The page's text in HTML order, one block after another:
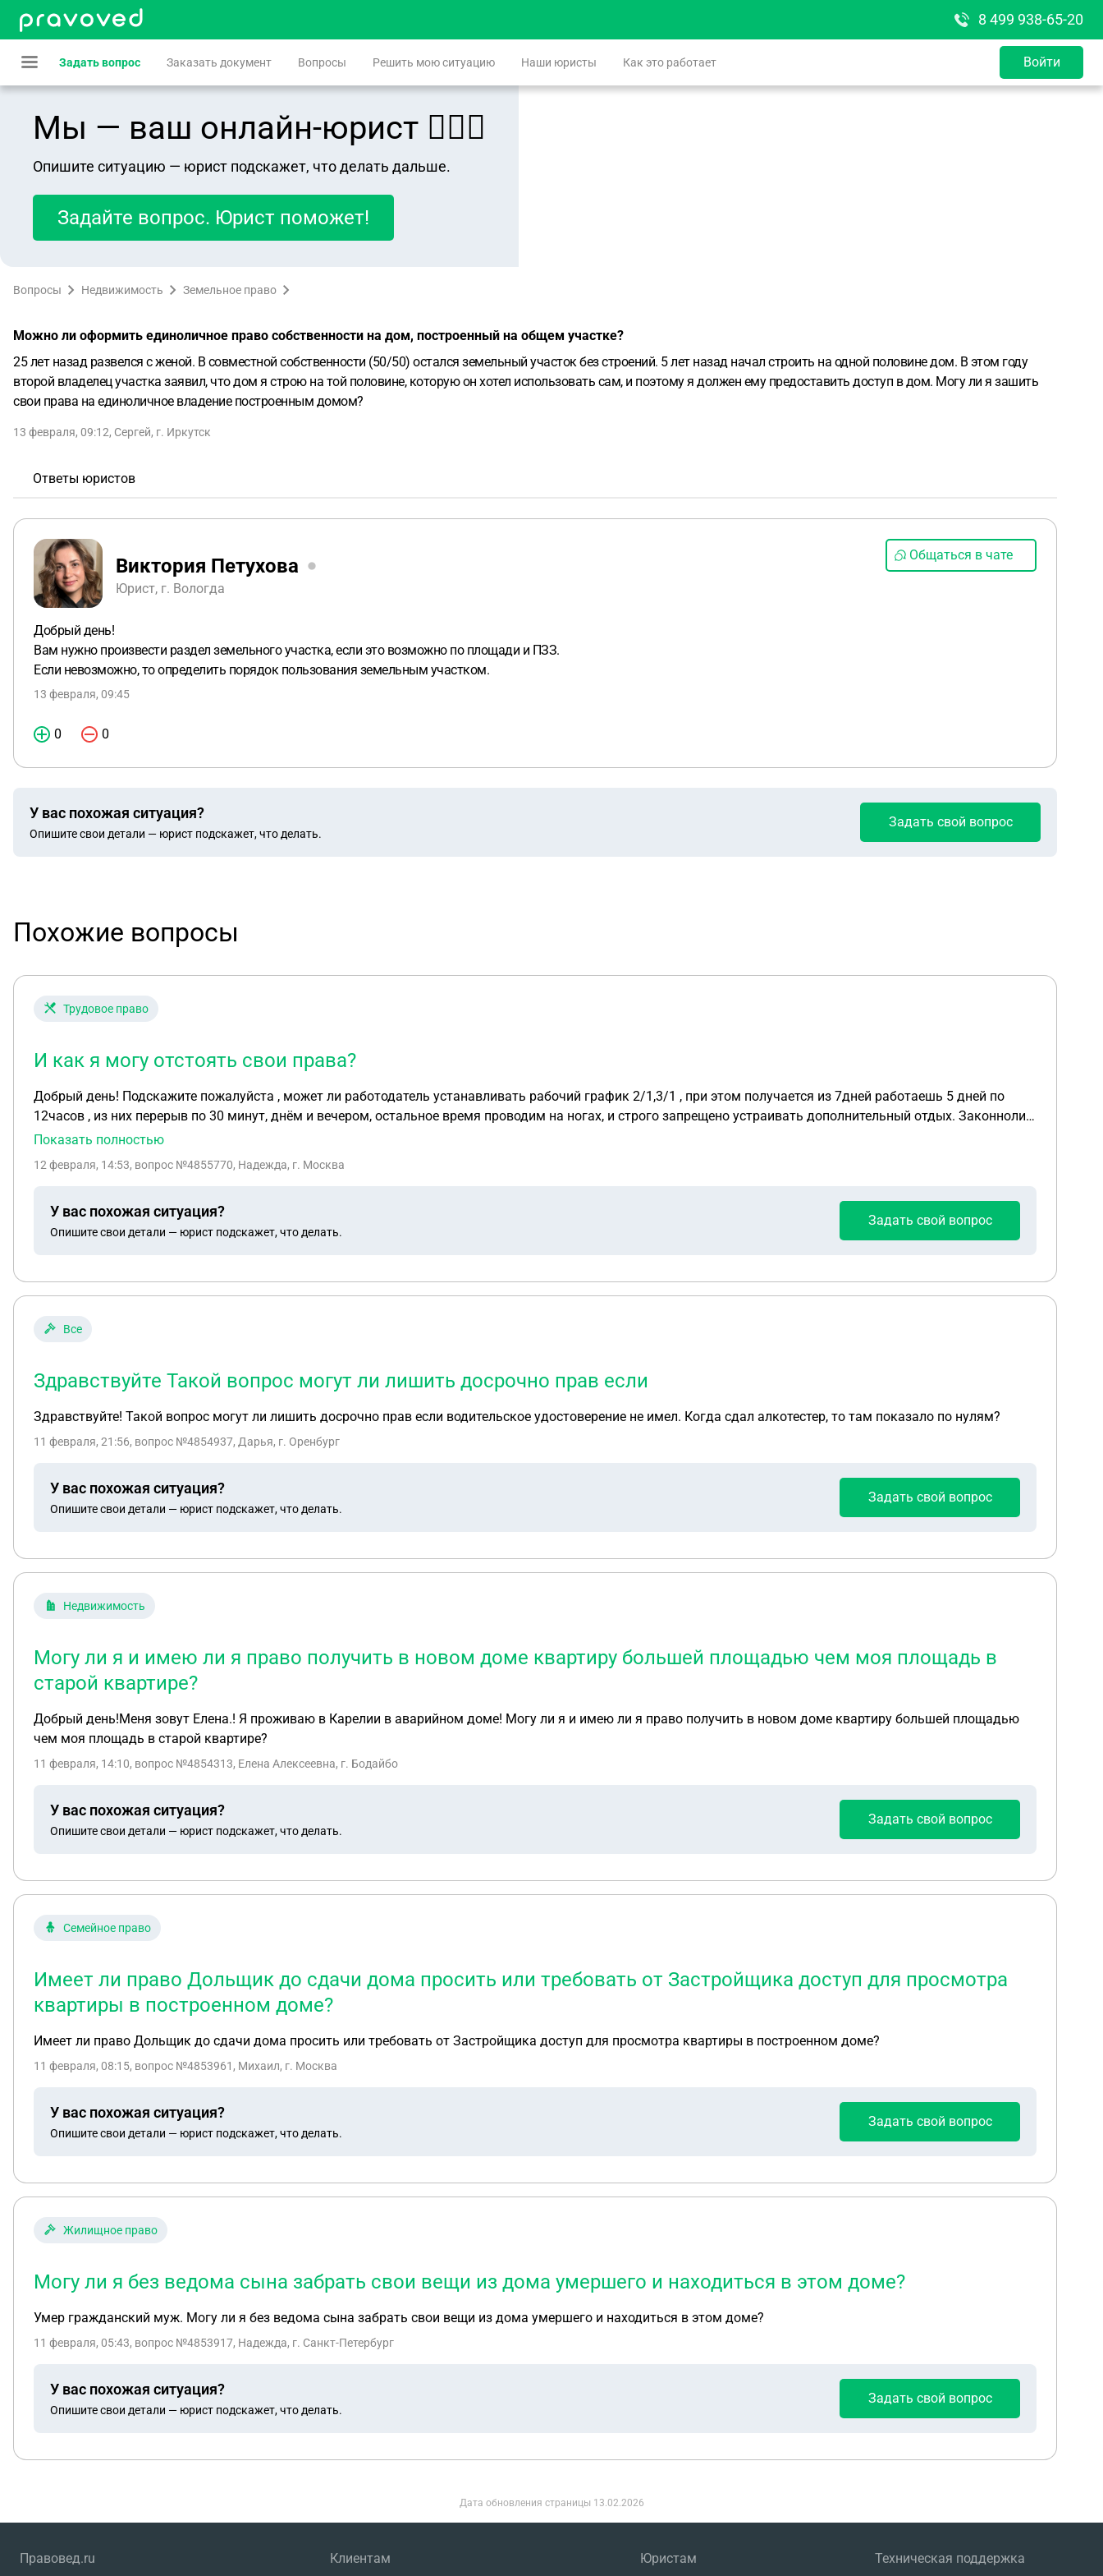
8 499 938-65-20
Задать вопрос Заказать документ Вопросы Решить мою ситуацию Наши юристы Как это работает Войти
Мы — ваш онлайн-юрист 👨🏻‍⚖️
Опишите ситуацию — юрист подскажет, что делать дальше.
Задайте вопрос. Юрист поможет!
Вопросы Недвижимость Земельное право
Можно ли оформить единоличное право собственности на дом, построенный на общем участке?
25 лет назад развелся с женой. В совместной собственности (50/50) остался земельный участок без строений. 5 лет назад начал строить на одной половине дом. В этом году
второй владелец участка заявил, что дом я строю на той половине, которую он хотел использовать сам, и поэтому я должен ему предоставить доступ в дом. Могу ли я зашить
свои права на единоличное владение построенным домом?
13 февраля, 09:12, Сергей, г. Иркутск
Ответы юристов
Виктория Петухова
Юрист, г. Вологда
Общаться в чате
Добрый день!
Вам нужно произвести раздел земельного участка, если это возможно по площади и ПЗЗ.
Если невозможно, то определить порядок пользования земельным участком.
13 февраля, 09:45
0 0
У вас похожая ситуация?
Опишите свои детали — юрист подскажет, что делать.
Задать свой вопрос
Похожие вопросы
Трудовое право
И как я могу отстоять свои права?
Добрый день! Подскажите пожалуйста , может ли работодатель устанавливать рабочий график 2/1,3/1 , при этом получается из 7дней работаешь 5 дней по
12часов , из них перерыв по 30 минут, днём и вечером, остальное время проводим на ногах, и строго запрещено устраивать дополнительный отдых. Законноли
это ?И как я могу отстоять свои права ?Хотя устраивалась и обговаривала график 2/2. После таких смен очень болят ноги.
Показать полностью
12 февраля, 14:53, вопрос №4855770, Надежда, г. Москва
У вас похожая ситуация?
Опишите свои детали — юрист подскажет, что делать.
Задать свой вопрос
Все
Здравствуйте Такой вопрос могут ли лишить досрочно прав если
Здравствуйте! Такой вопрос могут ли лишить досрочно прав если водительское удостоверение не имел. Когда сдал алкотестер, то там показало по нулям?
11 февраля, 21:56, вопрос №4854937, Дарья, г. Оренбург
У вас похожая ситуация?
Опишите свои детали — юрист подскажет, что делать.
Задать свой вопрос
Недвижимость
Могу ли я и имею ли я право получить в новом доме квартиру большей площадью чем моя площадь в
старой квартире?
Добрый день!Меня зовут Елена.! Я проживаю в Карелии в аварийном доме! Могу ли я и имею ли я право получить в новом доме квартиру большей площадью
чем моя площадь в старой квартире?
11 февраля, 14:10, вопрос №4854313, Елена Алексеевна, г. Бодайбо
У вас похожая ситуация?
Опишите свои детали — юрист подскажет, что делать.
Задать свой вопрос
Семейное право
Имеет ли право Дольщик до сдачи дома просить или требовать от Застройщика доступ для просмотра
квартиры в построенном доме?
Имеет ли право Дольщик до сдачи дома просить или требовать от Застройщика доступ для просмотра квартиры в построенном доме?
11 февраля, 08:15, вопрос №4853961, Михаил, г. Москва
У вас похожая ситуация?
Опишите свои детали — юрист подскажет, что делать.
Задать свой вопрос
Жилищное право
Могу ли я без ведома сына забрать свои вещи из дома умершего и находиться в этом доме?
Умер гражданский муж. Могу ли я без ведома сына забрать свои вещи из дома умершего и находиться в этом доме?
11 февраля, 05:43, вопрос №4853917, Надежда, г. Санкт-Петербург
У вас похожая ситуация?
Опишите свои детали — юрист подскажет, что делать.
Задать свой вопрос
Дата обновления страницы 13.02.2026
Правовед.ru Клиентам Юристам Техническая поддержка